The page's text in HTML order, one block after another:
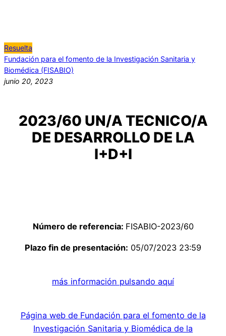
Resuelta
Fundación para el fomento de la Investigación Sanitaria y
Biomédica (FISABIO)
junio 20, 2023
2023/60 UN/A TECNICO/A
DE DESARROLLO DE LA
I+D+I
Número de referencia: FISABIO-2023/60
Plazo fin de presentación: 05/07/2023 23:59
más información pulsando aquí
Página web de Fundación para el fomento de la
Investigación Sanitaria y Biomédica de la